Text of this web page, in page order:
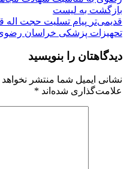
بازگشت به لیست
قدیمی‌تر پیام تسلیت حجت اله
تحهیزات پزشکی خراسان
دیدگاهتان را بنویسید
نشانی ایمیل شما منتشر
علامت‌گذاری شده‌اند *